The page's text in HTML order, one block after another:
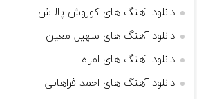
دانلود آهنگ های کوروش پالاش
دانلود آهنگ های سهیل معین
دانلود آهنگ های امراه
دانلود آهنگ های احمد فراهانی